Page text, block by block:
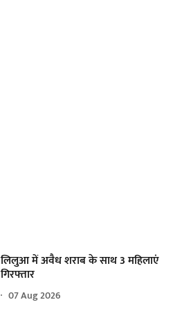
लिलुआ में अवैध शराब के साथ 3 महिलाएं
गिरफ्तार
07 Aug 2026